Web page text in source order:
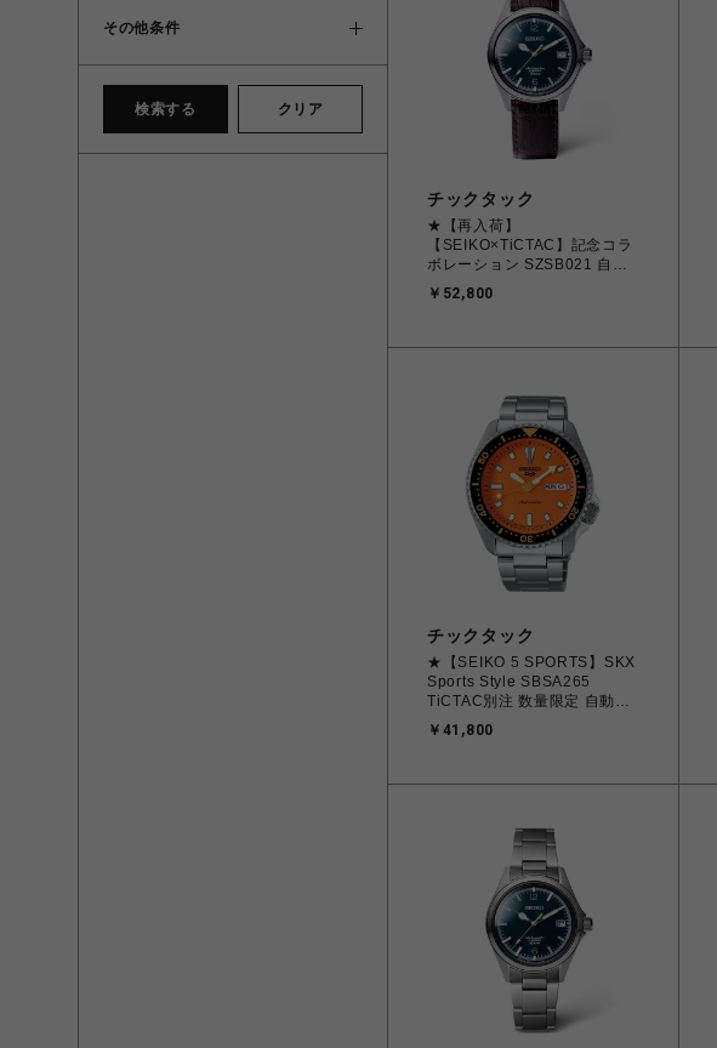
その他条件
検索する クリア
チックタック
★【再入荷】
【SEIKO×TiCTAC】記念コラ
ボレーション SZSB021 自動
巻 メンズ
￥52,800
チックタック
★【SEIKO 5 SPORTS】SKX
Sports Style SBSA265
TiCTAC別注 数量限定 自動巻
メンズ
￥41,800